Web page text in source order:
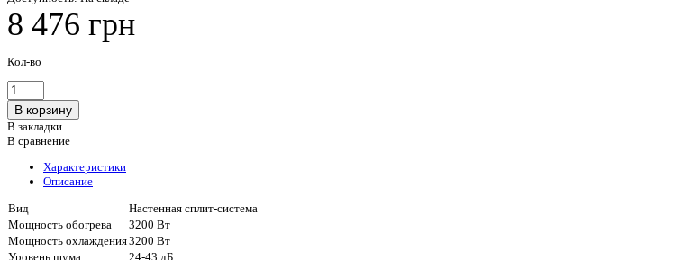
8 476 грн
Кол-во
В закладки
В сравнение
Характеристики
Описание
Вид
Настенная сплит-система
Мощность обогрева
3200 Вт
Мощность охлаждения3200 Вт
Уровень шума
24-43 дБ